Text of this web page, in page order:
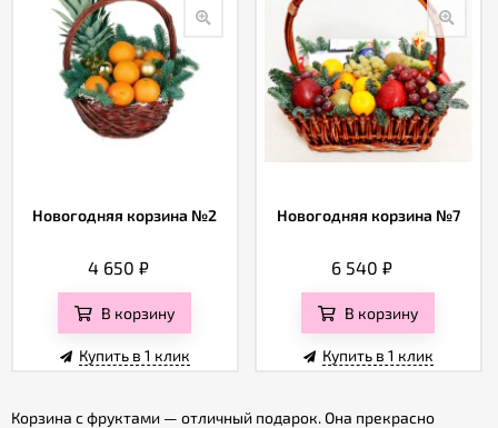
Новогодняя корзина №2
4 650 ₽
В корзину
Купить в 1 клик
Новогодняя корзина №7
6 540 ₽
В корзину
Купить в 1 клик
Корзина с фруктами — отличный подарок. Она прекрасно